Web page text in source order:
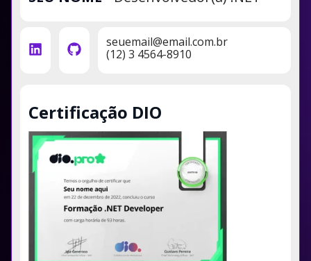
seuemail@email.com.br
(12) 3 4564-8910
Certificação DIO